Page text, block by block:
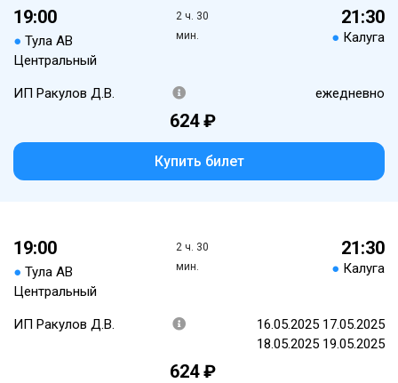
19:00
● Тула АВ
Центральный
2 ч. 30
мин.
21:30
● Калуга
ИП Ракулов Д.В. ежедневно
624 ₽
Купить билет
19:00
● Тула АВ
Центральный
2 ч. 30
мин.
21:30
● Калуга
ИП Ракулов Д.В.
16.05.2025 17.05.2025
18.05.2025 19.05.2025
624 ₽